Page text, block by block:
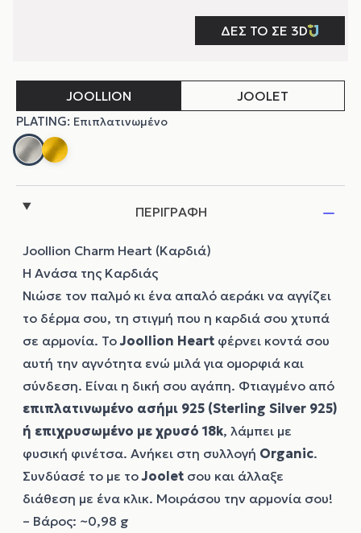
ΠΕΡΙΓΡΑΦΗ
Joollion Charm Heart (Καρδιά)
Η Ανάσα της Καρδιάς
Νιώσε τον παλμό κι ένα απαλό αεράκι να αγγίζει
το δέρμα σου, τη στιγμή που η καρδιά σου χτυπά
σε αρμονία. ΤοJoollion Heart φέρνει κοντά σου
αυτή την αγνότητα ενώ μιλά για ομορφιά και
σύνδεση. Είναι η δική σου αγάπη. Φτιαγμένο από
επιπλατινωμένο ασήμι 925 (Sterling Silver 925)
ή επιχρυσωμένο με χρυσό 18k, λάμπει με
φυσική φινέτσα. Ανήκει στη συλλογή Organic.
Συνδύασέ το με τοJoolet σου και άλλαξε
διάθεση με ένα κλικ. Μοιράσου την αρμονία σου!
– Βάρος: ~0,98 g